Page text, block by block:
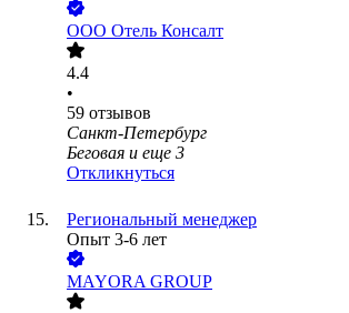
ООО Отель Консалт
4.4
•
59 отзывов
Санкт-Петербург
Беговая и еще 3
Откликнуться
Региональный менеджер
Опыт 3-6 лет
MAYORA GROUP